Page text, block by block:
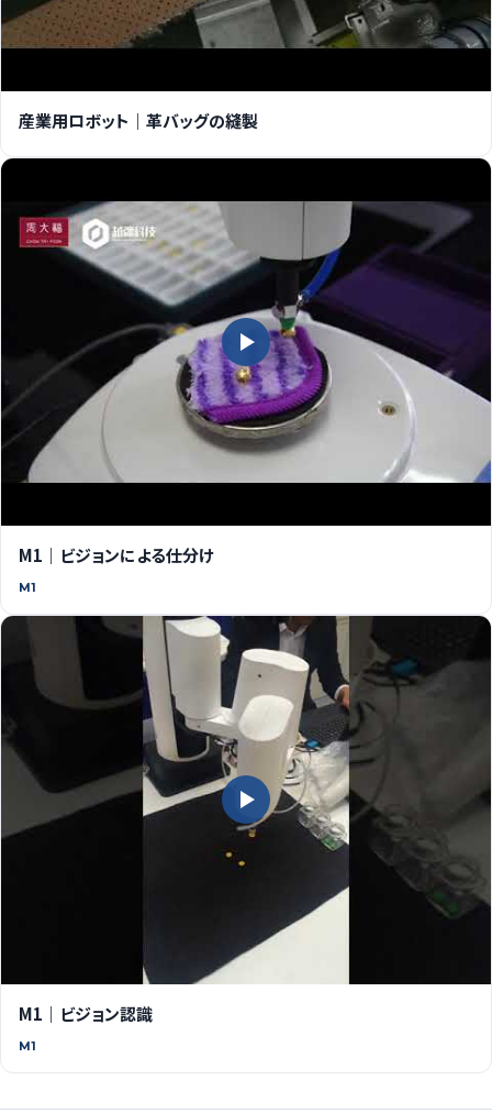
産業用ロボット｜革バッグの縫製
M1｜ビジョンによる仕分け
M1
M1｜ビジョン認識
M1